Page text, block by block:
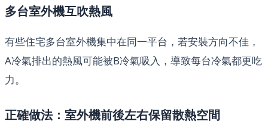
多台室外機互吹熱風
有些住宅多台室外機集中在同一平台，若安裝方向不佳，
A冷氣排出的熱風可能被B冷氣吸入，導致每台冷氣都更吃
力。
正確做法：室外機前後左右保留散熱空間